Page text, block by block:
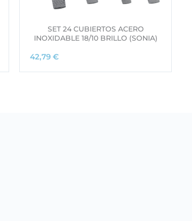
SET 24 CUBIERTOS ACERO
INOXIDABLE 18/10 BRILLO (SONIA)
42,79 €